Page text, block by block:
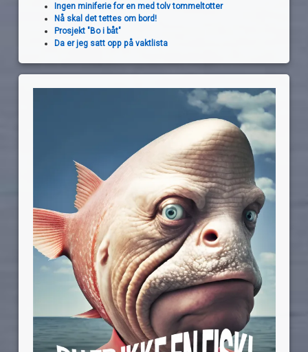
Ingen miniferie for en med tolv tommeltotter
Nå skal det tettes om bord!
Prosjekt "Bo i båt"
Da er jeg satt opp på vaktlista